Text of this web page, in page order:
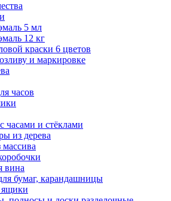
5 мл
12 кг
краски 6 цветов
и маркировке
часов
часами и стёклами
из дерева
вина
бумаг, карандашницы